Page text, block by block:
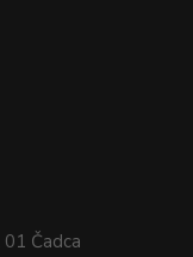
Čadca